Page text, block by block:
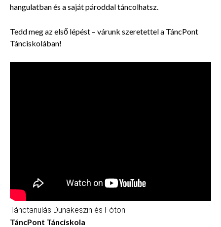
hangulatban és a saját pároddal táncolhatsz.
Tedd meg az első lépést – várunk szeretettel a TáncPont
Tánciskolában!
Tánctanulás Dunakeszin és Fóton
TáncPont Tánciskola